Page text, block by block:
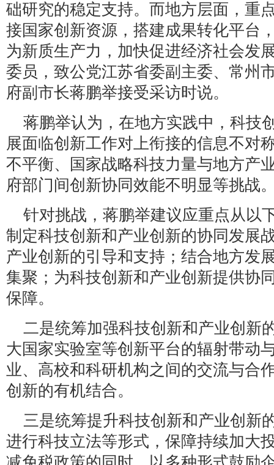
础研究的稳定支持。而地方层面，重
接国家创新资源，搭建成果转化平台
为新质生产力，加快促进经济社会发
委员，致公党江苏省委副主委、常州
府副市长蒋鹏举接受采访时说。
蒋鹏举认为，在地方实践中，科技
展面临创新工作对上衔接的信息不对
不平衡、国家战略科技力量与地方产
府部门间创新协同效能不明显等挑战
针对挑战，蒋鹏举建议应重点从以
制定科技创新和产业创新的协同发展
产业创新的引导和支持；结合地方发
集聚；为科技创新和产业创新提供协
保障。
二是统筹加强科技创新和产业创新
大国家实验室等创新平台的辐射带动
业、高校和科研机构之间的交流与合
创新的有机结合。
三是统筹提升科技创新和产业创新
进行科技立法等形式，保障持续加大